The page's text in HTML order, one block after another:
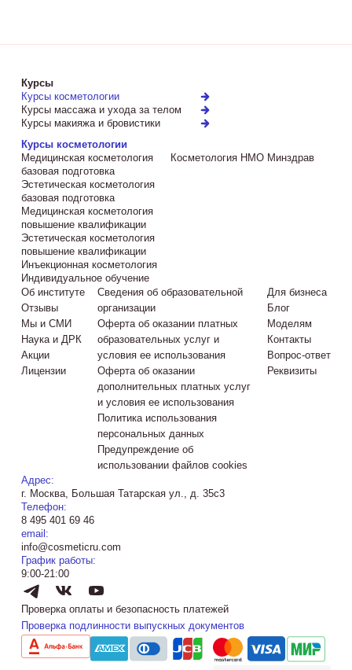
Курсы
Курсы косметологии
Курсы массажа и ухода за телом
Курсы макияжа и бровистики
Курсы косметологии
Медицинская косметология
базовая подготовка
Эстетическая косметология
базовая подготовка
Медицинская косметология
повышение квалификации
Эстетическая косметология
повышение квалификации
Инъекционная косметология
Индивидуальное обучение
Косметология НМО Минздрав
Об институте
Отзывы
Мы и СМИ
Наука и ДРК
Акции
Лицензии
Сведения об образовательной
организации
Оферта об оказании платных
образовательных услуг и
условия ее использования
Оферта об оказании
дополнительных платных услуг
и условия ее использования
Политика использования
персональных данных
Предупреждение об
использовании файлов cookies
Для бизнеса
Блог
Моделям
Контакты
Вопрос-ответ
Реквизиты
Адрес:
г. Москва, Большая Татарская ул., д. 35с3
Телефон:
8 495 401 69 46
email:
info@cosmeticru.com
График работы:
9:00-21:00
Проверка оплаты и безопасность платежей
Проверка подлинности выпускных документов